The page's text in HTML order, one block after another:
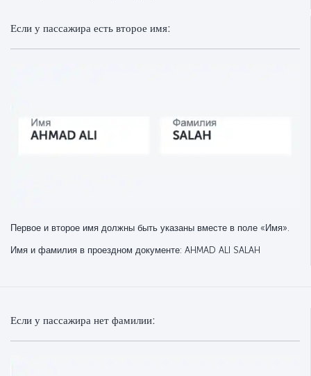
Если у пассажира есть второе имя:
Первое и второе имя должны быть указаны вместе в поле «Имя».
Имя и фамилия в проездном документе: AHMAD ALI SALAH
Если у пассажира нет фамилии: